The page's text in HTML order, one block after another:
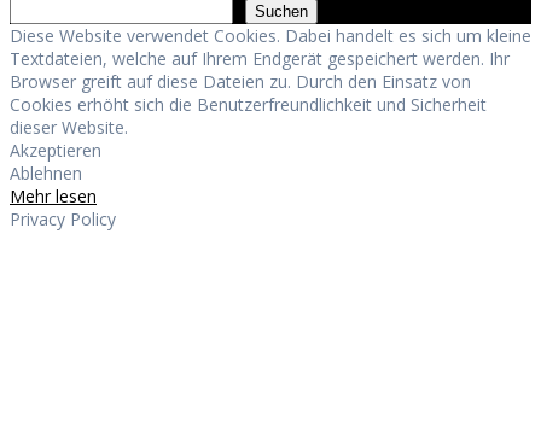
Suchen
Diese Website verwendet Cookies. Dabei handelt es sich um kleine
Textdateien, welche auf Ihrem Endgerät gespeichert werden. Ihr
Browser greift auf diese Dateien zu. Durch den Einsatz von
Cookies erhöht sich die Benutzerfreundlichkeit und Sicherheit
dieser Website.
Akzeptieren
Ablehnen
Mehr lesen
Privacy Policy